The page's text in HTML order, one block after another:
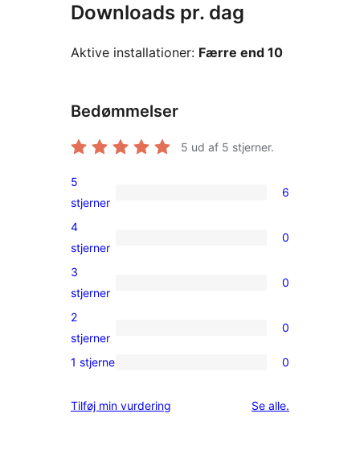
Downloads pr. dag
Aktive installationer: Færre end 10
Bedømmelser
5 ud af 5 stjerner.
6
5-
stjernet
5
stjerner
6
0
4-
stjernet
4
stjerner
0
0
3-
stjernet
3
stjerner
0
0
2-
anmeldelser
2
stjerner
0
0
stjernet
1 stjerne 0
Tilføj min vurdering Se alleanmeldelser
.